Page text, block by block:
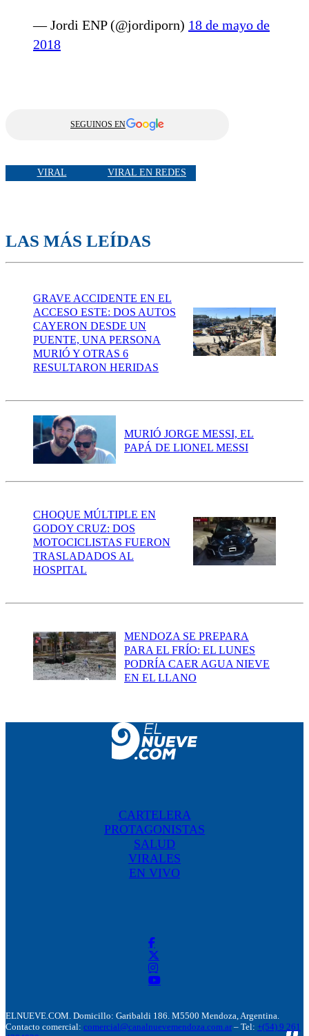
— Jordi ENP (@jordiporn) 18 de mayo de
2018
SEGUINOS EN
VIRAL VIRAL EN REDES
LAS MÁS LEÍDAS
GRAVE ACCIDENTE EN EL
ACCESO ESTE: DOS AUTOS
CAYERON DESDE UN
PUENTE, UNA PERSONA
MURIÓ Y OTRAS 6
RESULTARON HERIDAS
MURIÓ JORGE MESSI, EL
PAPÁ DE LIONEL MESSI
CHOQUE MÚLTIPLE EN
GODOY CRUZ: DOS
MOTOCICLISTAS FUERON
TRASLADADOS AL
HOSPITAL
MENDOZA SE PREPARA
PARA EL FRÍO: EL LUNES
PODRÍA CAER AGUA NIEVE
EN EL LLANO
CARTELERA
PROTAGONISTAS
SALUD
VIRALES
EN VIVO
ELNUEVE.COM. Domicillo: Garibaldi 186. M5500 Mendoza, Argentina.
Contacto comercial: comercial@canalnuevemendoza.com.ar – Tel: +(54) 9 261